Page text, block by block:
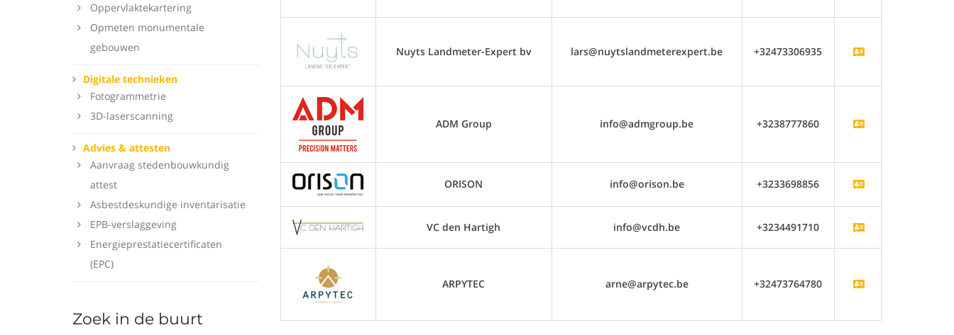
Oppervlaktekartering
Opmeten monumentale
gebouwen
Digitale technieken
Fotogrammetrie
3D-laserscanning
Advies & attesten
Aanvraag stedenbouwkundig
attest
Asbestdeskundige inventarisatie
EPB-verslaggeving
Energieprestatiecertificaten
(EPC)
Zoek in de buurt
Nuyts Landmeter-Expert bv lars@nuytslandmeterexpert.be +32473306935
ADM Group info@admgroup.be +3238777860
ORISON info@orison.be +3233698856
VC den Hartigh info@vcdh.be +3234491710
ARPYTEC arne@arpytec.be +32473764780